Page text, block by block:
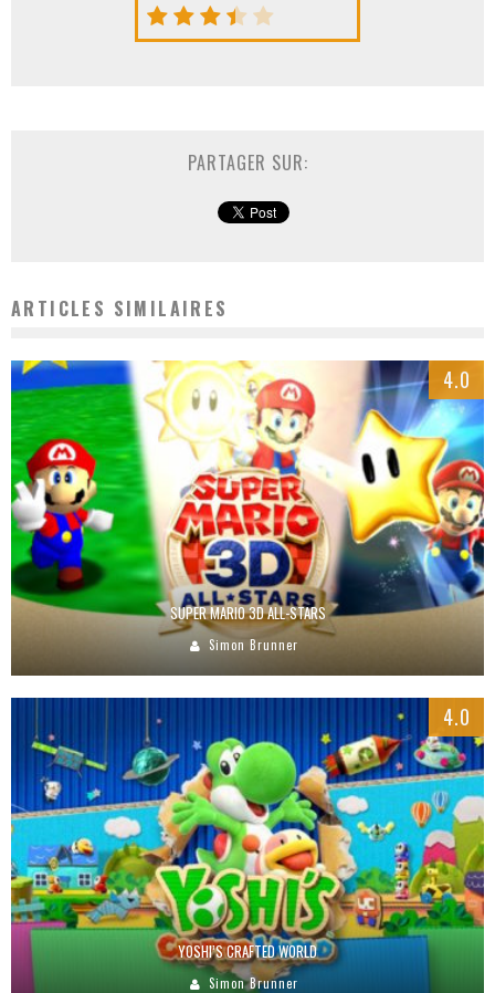
PARTAGER SUR:
ARTICLES SIMILAIRES
4.0
SUPER MARIO 3D ALL-STARS
Simon Brunner
4.0
YOSHI’S CRAFTED WORLD
Simon Brunner